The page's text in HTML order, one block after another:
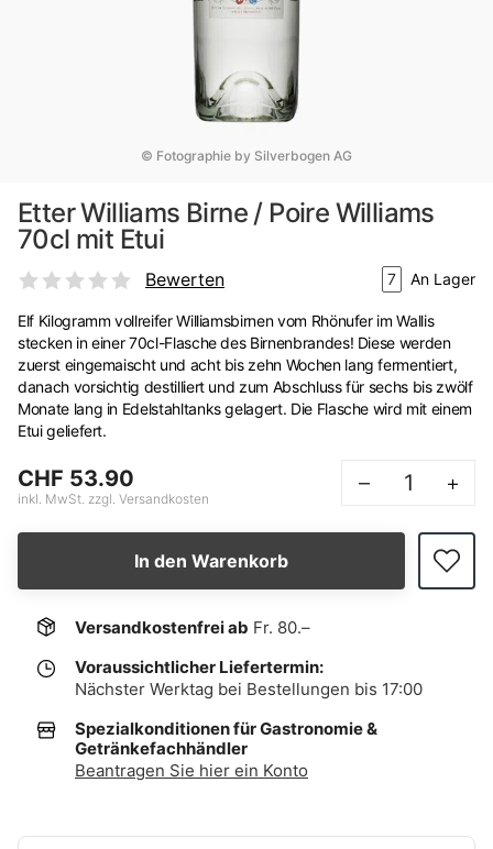
© Fotographie by Silverbogen AG
Etter Williams Birne / Poire Williams
70cl mit Etui
Bewerten 7 An Lager
Elf Kilogramm vollreifer Williamsbirnen vom Rhönufer im Wallis
stecken in einer 70cl-Flasche des Birnenbrandes! Diese werden
zuerst eingemaischt und acht bis zehn Wochen lang fermentiert,
danach vorsichtig destilliert und zum Abschluss für sechs bis zwölf
Monate lang in Edelstahltanks gelagert. Die Flasche wird mit einem
Etui geliefert.
CHF 53.90
inkl. MwSt. zzgl. Versandkosten
– +
In den Warenkorb
Versandkostenfrei ab Fr. 80.–
Voraussichtlicher Liefertermin:
Nächster Werktag bei Bestellungen bis 17:00
Spezialkonditionen für Gastronomie &
Getränkefachhändler
Beantragen Sie hier ein Konto